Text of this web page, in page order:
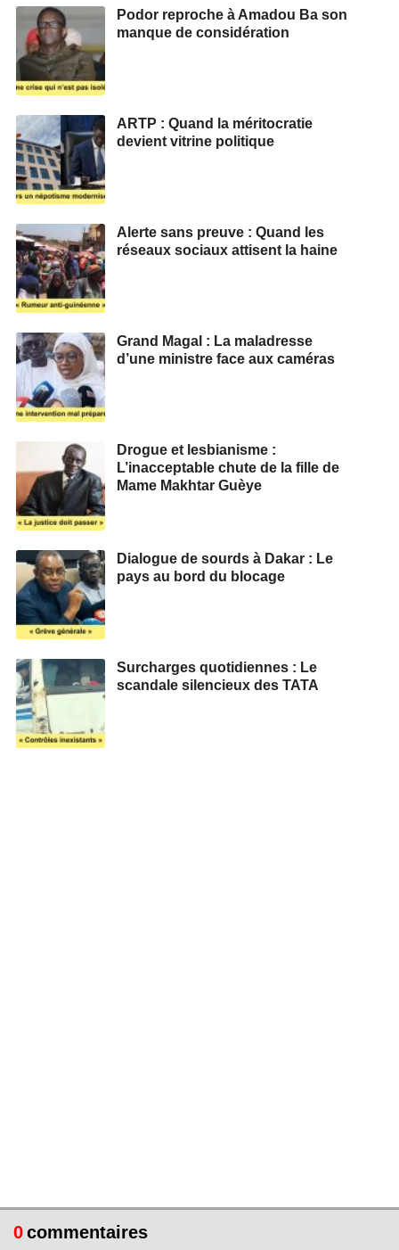
Podor reproche à Amadou Ba son
manque de considération
ARTP : Quand la méritocratie
devient vitrine politique
Alerte sans preuve : Quand les
réseaux sociaux attisent la haine
Grand Magal : La maladresse
d’une ministre face aux caméras
Drogue et lesbianisme :
L’inacceptable chute de la fille de
Mame Makhtar Guèye
Dialogue de sourds à Dakar : Le
pays au bord du blocage
Surcharges quotidiennes : Le
scandale silencieux des TATA
0commentaires